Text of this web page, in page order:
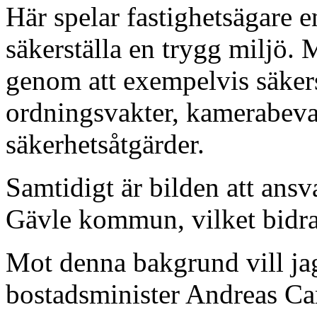
Här spelar fastighetsägare
säkerställa en trygg miljö.
genom att exempelvis
ordningsvakter,
säkerhetsåtgärder.
Samtidigt är bilden att
Gävle kommun, vilket
Mot denna bakgrund vill
bostadsminister Andreas